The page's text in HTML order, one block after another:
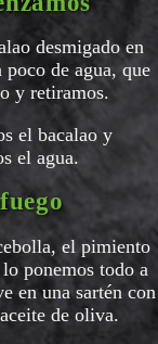
desmigado en
poco de agua, que
y retiramos.
el bacalao y
el agua.
el pimiento
ponemos todo a
en una sartén con
de oliva.